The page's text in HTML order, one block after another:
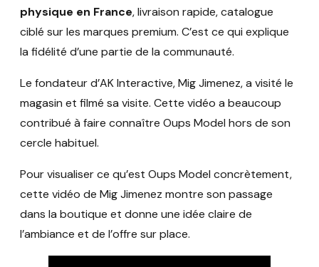
physique en France, livraison rapide, catalogue
ciblé sur les marques premium. C’est ce qui explique
la fidélité d’une partie de la communauté.
Le fondateur d’AK Interactive, Mig Jimenez, a visité le
magasin et filmé sa visite. Cette vidéo a beaucoup
contribué à faire connaître Oups Model hors de son
cercle habituel.
Pour visualiser ce qu’est Oups Model concrètement,
cette vidéo de Mig Jimenez montre son passage
dans la boutique et donne une idée claire de
l’ambiance et de l’offre sur place.